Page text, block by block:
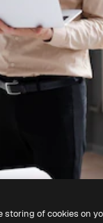
storing of cookies on